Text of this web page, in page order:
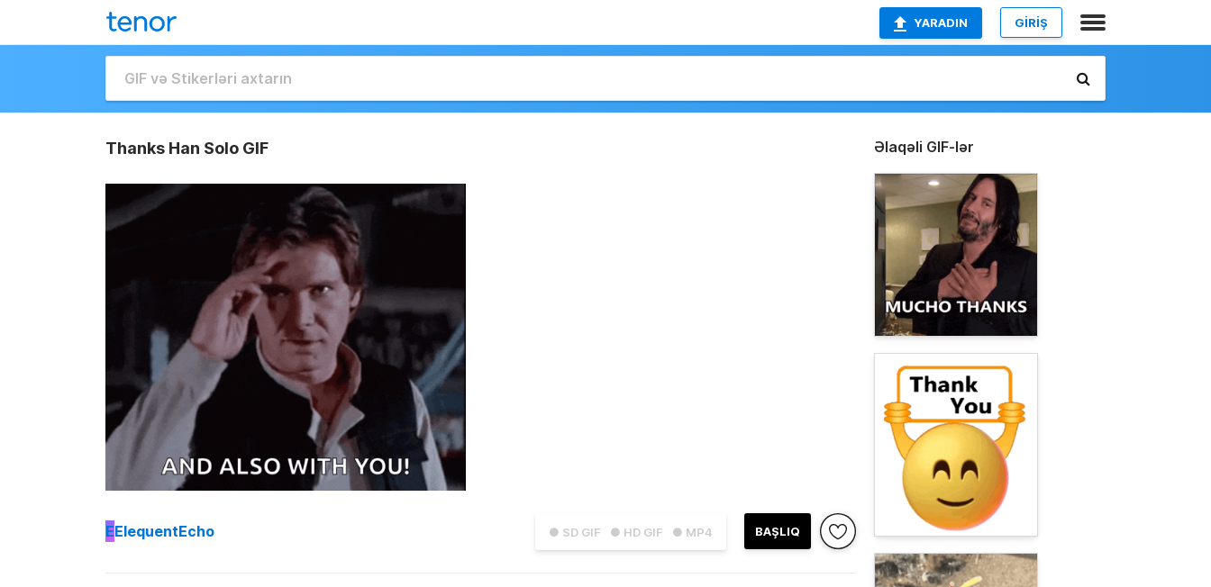
YARADIN GİRİŞ
Thanks Han Solo GIF
● SD GIF ● HD GIF ● MP4 BAŞLIQ
EElequentEcho
Əlaqəli GIF-lər